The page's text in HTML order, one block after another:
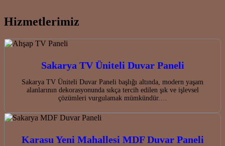
Hizmetlerimiz
Sakarya TV Üniteli Duvar Paneli
Sakarya TV Üniteli Duvar Paneli başlığı altında, modern yaşam
alanlarının dekorasyonunda sıkça tercih edilen şık ve işlevsel
çözümleri vurgulamak mümkündür.…
Karasu Yeni Mahallesi MDF Duvar Paneli